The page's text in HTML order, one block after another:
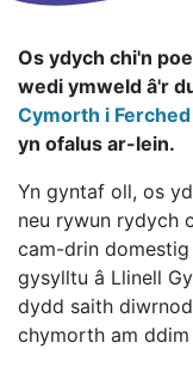
Os ydych chi'n
wedi ymweld â'r
Cymorth i Ferched
yn ofalus ar-lein.
Yn gyntaf oll, os
neu rywun rydych
cam-drin
gysylltu â Llinell
dydd saith
chymorth am